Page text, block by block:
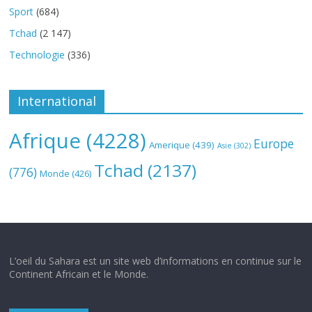
Sport (684)
Tchad (2 147)
Technologie (336)
International
Afrique (4228) Amerique (439) Asie (302) Europe
(776) Monde (426) Tchad (2137)
L’oeil du Sahara est un site web d’informations en continue sur le
Continent Africain et le Monde.